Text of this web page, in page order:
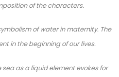
of the characters.
of water in maternity. The
in the beginning of our lives.
as a liquid element evokes for